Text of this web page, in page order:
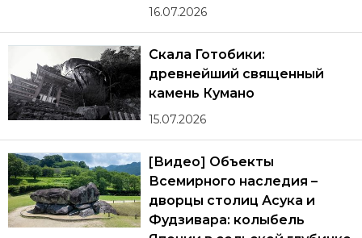
16.07.2026
Скала Готобики:
древнейший священный
камень Кумано
15.07.2026
[Видео] Объекты
Всемирного наследия –
дворцы столиц Асука и
Фудзивара: колыбель